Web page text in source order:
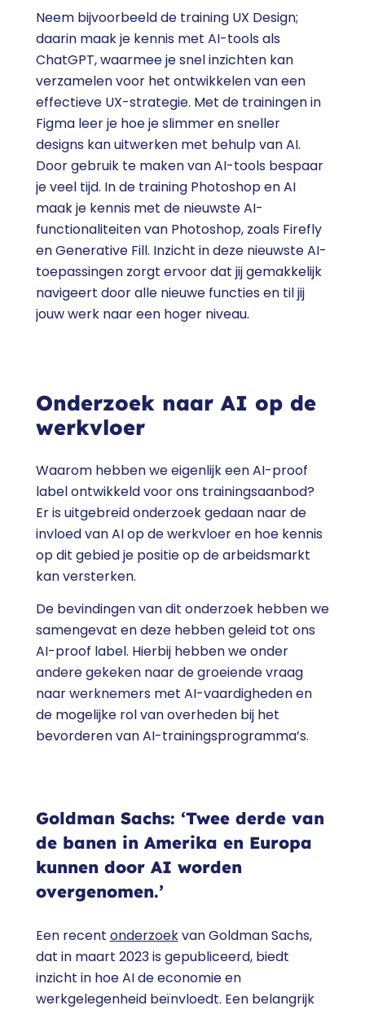
Neem bijvoorbeeld de training UX Design;
daarin maak je kennis met AI-tools als
ChatGPT, waarmee je snel inzichten kan
verzamelen voor het ontwikkelen van een
effectieve UX-strategie. Met de trainingen in
Figma leer je hoe je slimmer en sneller
designs kan uitwerken met behulp van AI.
Door gebruik te maken van AI-tools bespaar
je veel tijd. In de training Photoshop en AI
maak je kennis met de nieuwste AI-
functionaliteiten van Photoshop, zoals Firefly
en Generative Fill. Inzicht in deze nieuwste AI-
toepassingen zorgt ervoor dat jij gemakkelijk
navigeert door alle nieuwe functies en til jij
jouw werk naar een hoger niveau.
Onderzoek naar AI op de
werkvloer
Waarom hebben we eigenlijk een AI-proof
label ontwikkeld voor ons trainingsaanbod?
Er is uitgebreid onderzoek gedaan naar de
invloed van AI op de werkvloer en hoe kennis
op dit gebied je positie op de arbeidsmarkt
kan versterken.
De bevindingen van dit onderzoek hebben we
samengevat en deze hebben geleid tot ons
AI-proof label. Hierbij hebben we onder
andere gekeken naar de groeiende vraag
naar werknemers met AI-vaardigheden en
de mogelijke rol van overheden bij het
bevorderen van AI-trainingsprogramma’s.
Goldman Sachs: ‘Twee derde van
de banen in Amerika en Europa
kunnen door AI worden
overgenomen.’
Een recent onderzoekvan Goldman Sachs,
dat in maart 2023 is gepubliceerd, biedt
inzicht in hoe AI de economie en
werkgelegenheid beïnvloedt. Een belangrijk